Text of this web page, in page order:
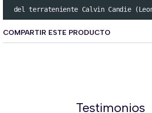
del terrateniente Calvin Candie
COMPARTIR ESTE PRODUCTO
Testimonios